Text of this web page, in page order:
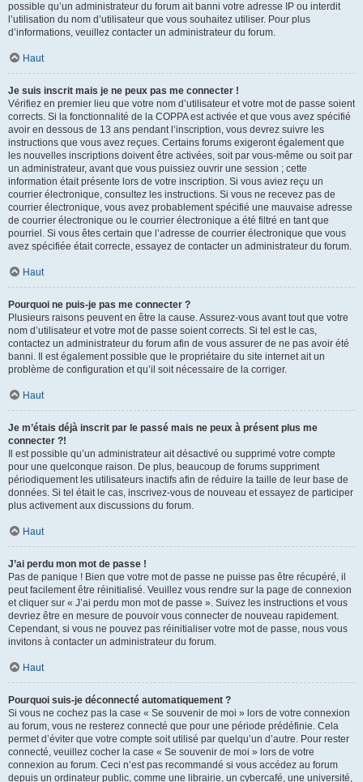
possible qu’un administrateur du forum ait banni votre adresse IP ou interdit
l’utilisation du nom d’utilisateur que vous souhaitez utiliser. Pour plus
d’informations, veuillez contacter un administrateur du forum.
Haut
Je suis inscrit mais je ne peux pas me connecter !
Vérifiez en premier lieu que votre nom d’utilisateur et votre mot de passe soient
corrects. Si la fonctionnalité de la COPPA est activée et que vous avez spécifié
avoir en dessous de 13 ans pendant l’inscription, vous devrez suivre les
instructions que vous avez reçues. Certains forums exigeront également que
les nouvelles inscriptions doivent être activées, soit par vous-même ou soit par
un administrateur, avant que vous puissiez ouvrir une session ; cette
information était présente lors de votre inscription. Si vous aviez reçu un
courrier électronique, consultez les instructions. Si vous ne recevez pas de
courrier électronique, vous avez probablement spécifié une mauvaise adresse
de courrier électronique ou le courrier électronique a été filtré en tant que
pourriel. Si vous êtes certain que l’adresse de courrier électronique que vous
avez spécifiée était correcte, essayez de contacter un administrateur du forum.
Haut
Pourquoi ne puis-je pas me connecter ?
Plusieurs raisons peuvent en être la cause. Assurez-vous avant tout que votre
nom d’utilisateur et votre mot de passe soient corrects. Si tel est le cas,
contactez un administrateur du forum afin de vous assurer de ne pas avoir été
banni. Il est également possible que le propriétaire du site internet ait un
problème de configuration et qu’il soit nécessaire de la corriger.
Haut
Je m’étais déjà inscrit par le passé mais ne peux à présent plus me
connecter ?!
Il est possible qu’un administrateur ait désactivé ou supprimé votre compte
pour une quelconque raison. De plus, beaucoup de forums suppriment
périodiquement les utilisateurs inactifs afin de réduire la taille de leur base de
données. Si tel était le cas, inscrivez-vous de nouveau et essayez de participer
plus activement aux discussions du forum.
Haut
J’ai perdu mon mot de passe !
Pas de panique ! Bien que votre mot de passe ne puisse pas être récupéré, il
peut facilement être réinitialisé. Veuillez vous rendre sur la page de connexion
et cliquer sur « J’ai perdu mon mot de passe ». Suivez les instructions et vous
devriez être en mesure de pouvoir vous connecter de nouveau rapidement.
Cependant, si vous ne pouvez pas réinitialiser votre mot de passe, nous vous
invitons à contacter un administrateur du forum.
Haut
Pourquoi suis-je déconnecté automatiquement ?
Si vous ne cochez pas la case « Se souvenir de moi » lors de votre connexion
au forum, vous ne resterez connecté que pour une période prédéfinie. Cela
permet d’éviter que votre compte soit utilisé par quelqu’un d’autre. Pour rester
connecté, veuillez cocher la case « Se souvenir de moi » lors de votre
connexion au forum. Ceci n’est pas recommandé si vous accédez au forum
depuis un ordinateur public, comme une librairie, un cybercafé, une université,